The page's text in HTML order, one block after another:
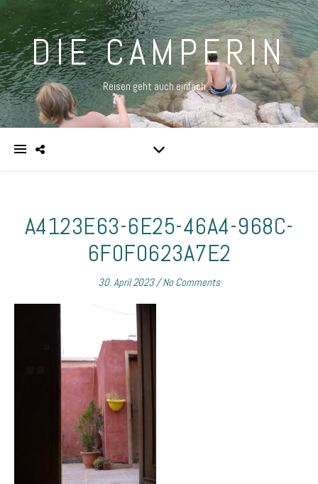
DIE CAMPERIN
Reisen geht auch einfach …
A4123E63-6E25-46A4-968C-
6F0F0623A7E2
30. April 2023/ No Comments